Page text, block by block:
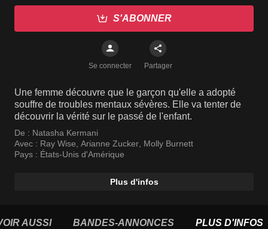
S'ABONNER
Se connecter Partager
Une femme découvre que le garçon qu'elle a adopté
souffre de troubles mentaux sévères. Elle va tenter de
découvrir la vérité sur le passé de l'enfant.
De : Natasha Kermani
Avec : Ray Wise, Arianne Zucker, Molly Burnett
Pays : États-Unis d'Amérique
Plus d'infos
AUSSI BANDES-ANNONCES PLUS D'INFOS